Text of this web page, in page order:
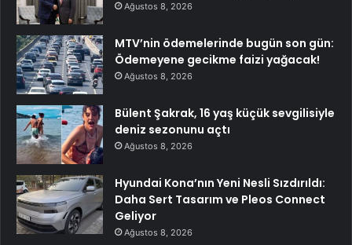
Ağustos 8, 2026
MTV’nin ödemelerinde bugün son gün:
Ödemeyene gecikme faizi yağacak!
Ağustos 8, 2026
Bülent Şakrak, 16 yaş küçük sevgilisiyle
deniz sezonunu açtı
Ağustos 8, 2026
Hyundai Kona’nın Yeni Nesli Sızdırıldı:
Daha Sert Tasarım ve Pleos Connect
Geliyor
Ağustos 8, 2026